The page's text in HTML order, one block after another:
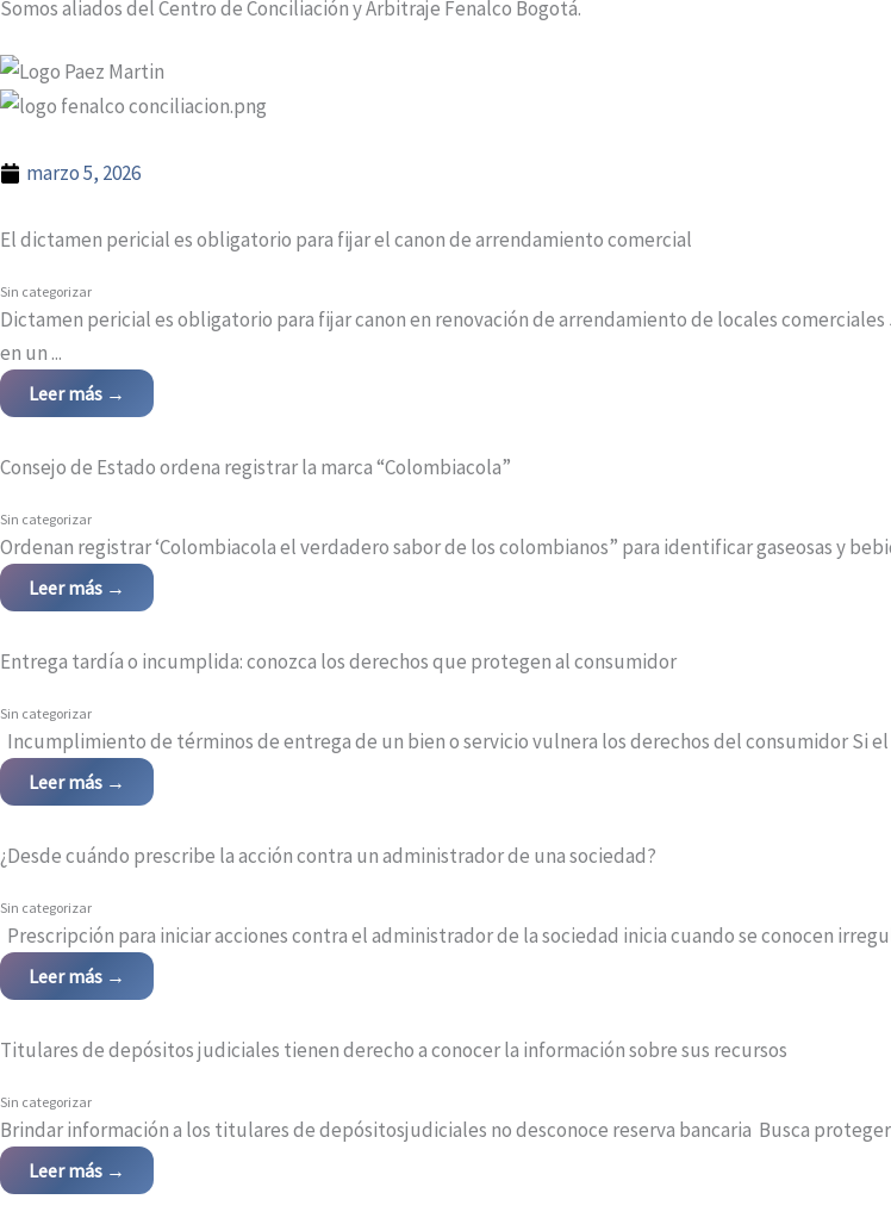
Somos aliados del Centro de Conciliación y Arbitraje Fenalco Bogotá.
marzo 5, 2026
El dictamen pericial es obligatorio para fijar el canon de arrendamiento comercial
Sin categorizar
Dictamen pericial es obligatorio para fijar canon en renovación de arrendamiento de locales
en un ...
Leer más →
Consejo de Estado ordena registrar la marca “Colombiacola”
Sin categorizar
Ordenan registrar ‘Colombiacola el verdadero sabor de los colombianos” para identificar gaseosas y
Leer más →
Entrega tardía o incumplida: conozca los derechos que protegen al consumidor
Sin categorizar
Incumplimiento de términos de entrega de un bien o servicio vulnera los derechos del consumidor Si
Leer más →
¿Desde cuándo prescribe la acción contra un administrador de una sociedad?
Sin categorizar
Prescripción para iniciar acciones contra el administrador de la sociedad inicia cuando se conocen
Leer más →
Titulares de depósitos judiciales tienen derecho a conocer la información sobre sus recursos
Sin categorizar
Brindar información a los titulares de depósitosjudiciales no desconoce reserva bancaria Busca
Leer más →